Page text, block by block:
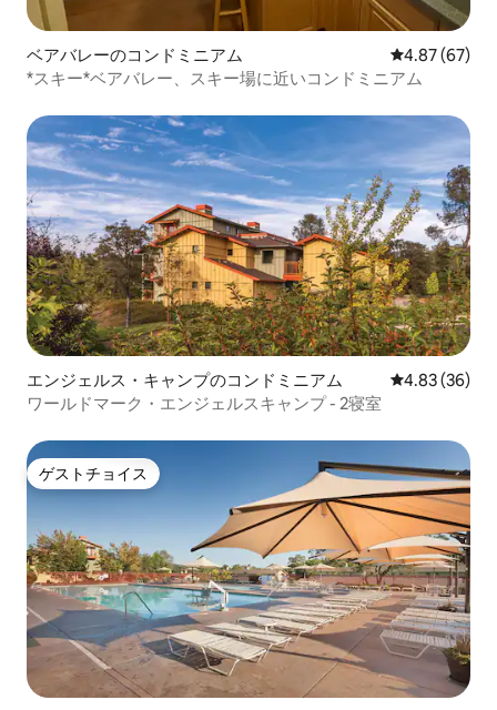
ベアバレーのコンドミニアム レビュー67
4.87 (67)
*スキー*ベアバレー、スキー場に近いコンドミニアム
エンジェルス・キャンプのコンドミニアム レビュー36
4.83 (36)
ワールドマーク・エンジェルスキャンプ - 2寝室
ゲストチョイス
ゲストチョイス